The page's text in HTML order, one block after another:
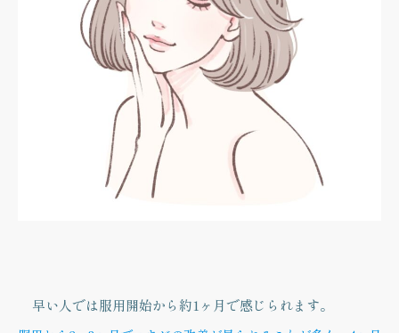
早い人では服用開始から約1ヶ月で感じられます。